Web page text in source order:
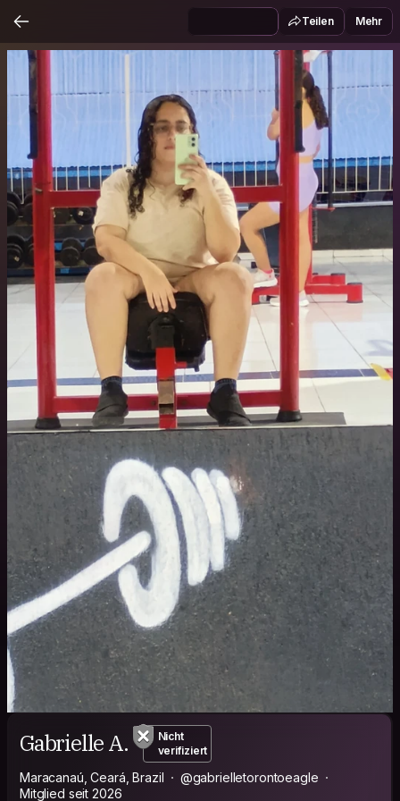
Teilen Mehr
Gabrielle A.
Nicht
verifiziert
Maracanaú, Ceará, Brazil
@gabrielletorontoeagle
Mitglied seit 2026